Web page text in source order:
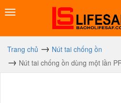
Trang chủ
Nút tai chống ồn
Nút tai chống ồn dùng một lần